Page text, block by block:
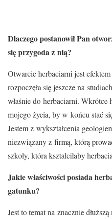
Dlaczego postanowił Pan
się przygoda z nią?
Otwarcie herbaciarni jest
rozpoczęła się jeszcze na
właśnie do herbaciarni. Wkrótce
mojego życia, by w końcu stać
Jestem z wykształcenia
niezwiązany z firmą, którą
szkoły, która kształciłaby
Jakie właściwości posiada
gatunku?
Jest to temat na znacznie